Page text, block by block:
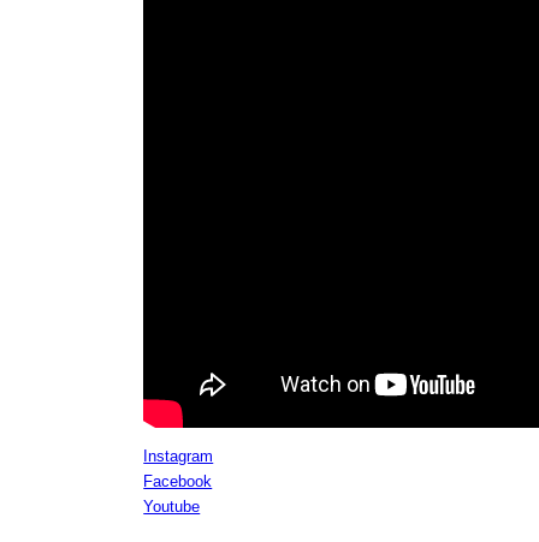
Instagram
Facebook
Youtube